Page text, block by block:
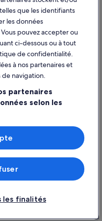
contenus
la compagnie aérienne
des sites Web externes.
Group. Tous droits
des marques déposées ou des
que les identifiants
les données
pouvez accepter ou
ci-dessous ou à tout
de confidentialité.
à nos partenaires et
de navigation.
partenaires
selon les
précises. Analyser
l’appareil pour
à des informations
et du contenu,
de services.
finalités